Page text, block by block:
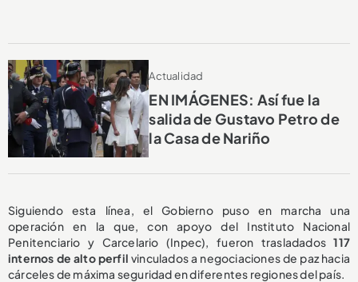
Actualidad
EN IMÁGENES: Así fue la
salida de Gustavo Petro de
la Casa de Nariño
Siguiendo esta línea, el Gobierno puso en marcha una
operación en la que, con apoyo del Instituto Nacional
Penitenciario y Carcelario (Inpec), fueron trasladados117
internos de alto perfil vinculados a negociaciones de paz hacia
cárceles de máxima seguridad en diferentes regiones del país.